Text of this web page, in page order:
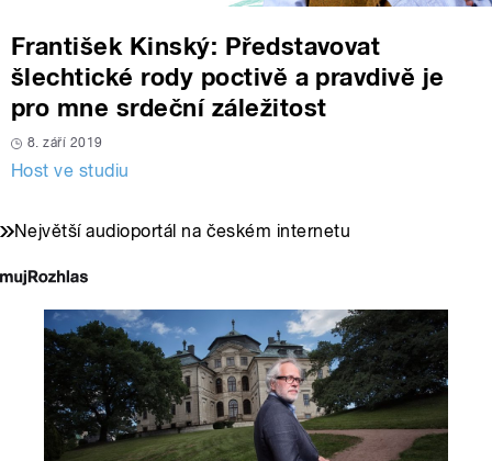
František Kinský: Představovat
šlechtické rody poctivě a pravdivě je
pro mne srdeční záležitost
8. září 2019
Host ve studiu
Největší audioportál na českém internetu